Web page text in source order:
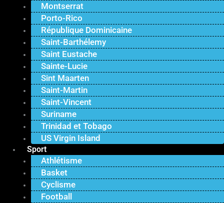
Montserrat
Porto-Rico
République Dominicaine
Saint-Barthélemy
Saint Eustache
Sainte-Lucie
Sint Maarten
Saint-Martin
Saint-Vincent
Suriname
Trinidad et Tobago
US Virgin Island
Sport
Athlétisme
Basket
Cyclisme
Football